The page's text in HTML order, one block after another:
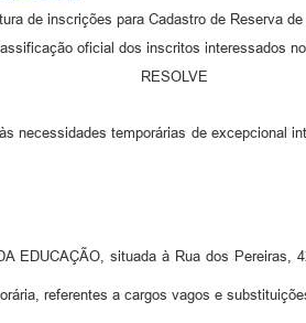
de inscrições para Cadastro de Reserva
oficial dos inscritos interessados
RESOLVE
necessidades temporárias de excepcional
EDUCAÇÃO, situada à Rua dos
referentes a cargos vagos e